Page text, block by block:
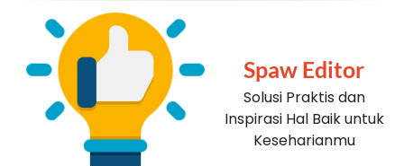
Spaw Editor
Solusi Praktis dan
Inspirasi Hal Baik untuk
Keseharianmu